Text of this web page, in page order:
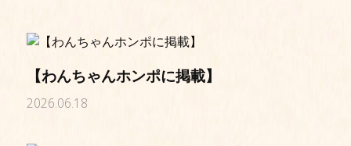
【わんちゃんホンポに掲載】
2026.06.18